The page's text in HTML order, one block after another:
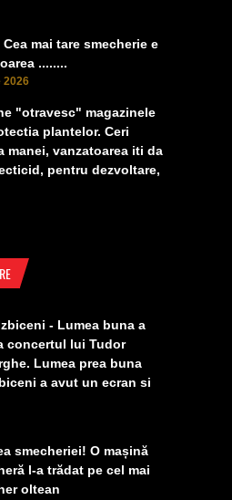
Cea mai tare smecherie e
........
2026
"otravesc" magazinele
plantelor. Ceri
manei, vanzatoarea iti da
pentru dezvoltare,
- Lumea buna a
concertul lui Tudor
Lumea prea buna
a avut un ecran si
smecheriei! O mașină
l-a trădat pe cel mai
oltean